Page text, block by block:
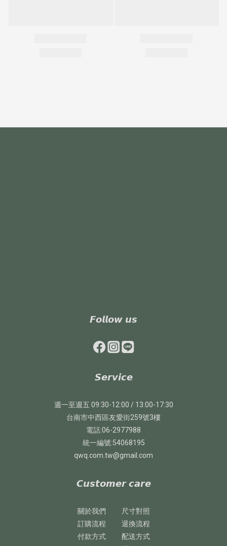
𝙁𝙤𝙡𝙡𝙤𝙬 𝙪𝙨
𝙎𝙚𝙧𝙫𝙞𝙘𝙚
週一至週五 09:30-12:00 / 13:00-17:30
台南市中西區友愛街259號3樓
電話:06-2977988
統一編號:54068195
qwq.com.tw@gmail.com
𝘾𝙪𝙨𝙩𝙤𝙢𝙚𝙧 𝙘𝙖𝙧𝙚
關於我們
尺寸對照
訂購流程
退換流程
付款方式
配送方式